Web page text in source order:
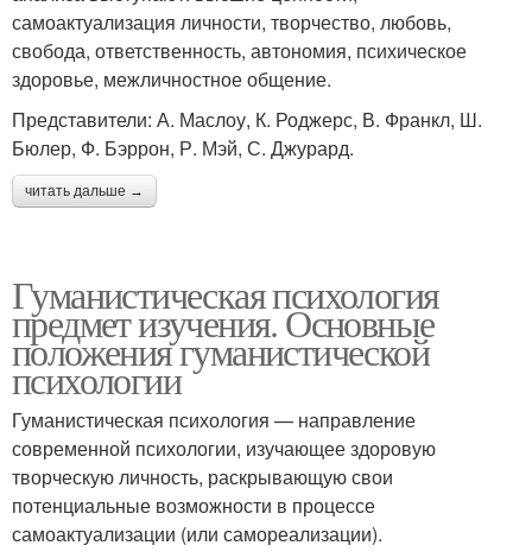
самоактуализация личности, творчество, любовь,
свобода, ответственность, автономия, психическое
здоровье, межличностное общение.
Представители: А. Маслоу, К. Роджерс, В. Франкл, Ш.
Бюлер, Ф. Бэррон, Р. Мэй, С. Джурард.
читать дальше →
Гуманистическая психология
предмет изучения. Основные
положения гуманистической
психологии
Гуманистическая психология — направление
современной психологии, изучающее здоровую
творческую личность, раскрывающую свои
потенциальные возможности в процессе
самоактуализации (или самореализации).